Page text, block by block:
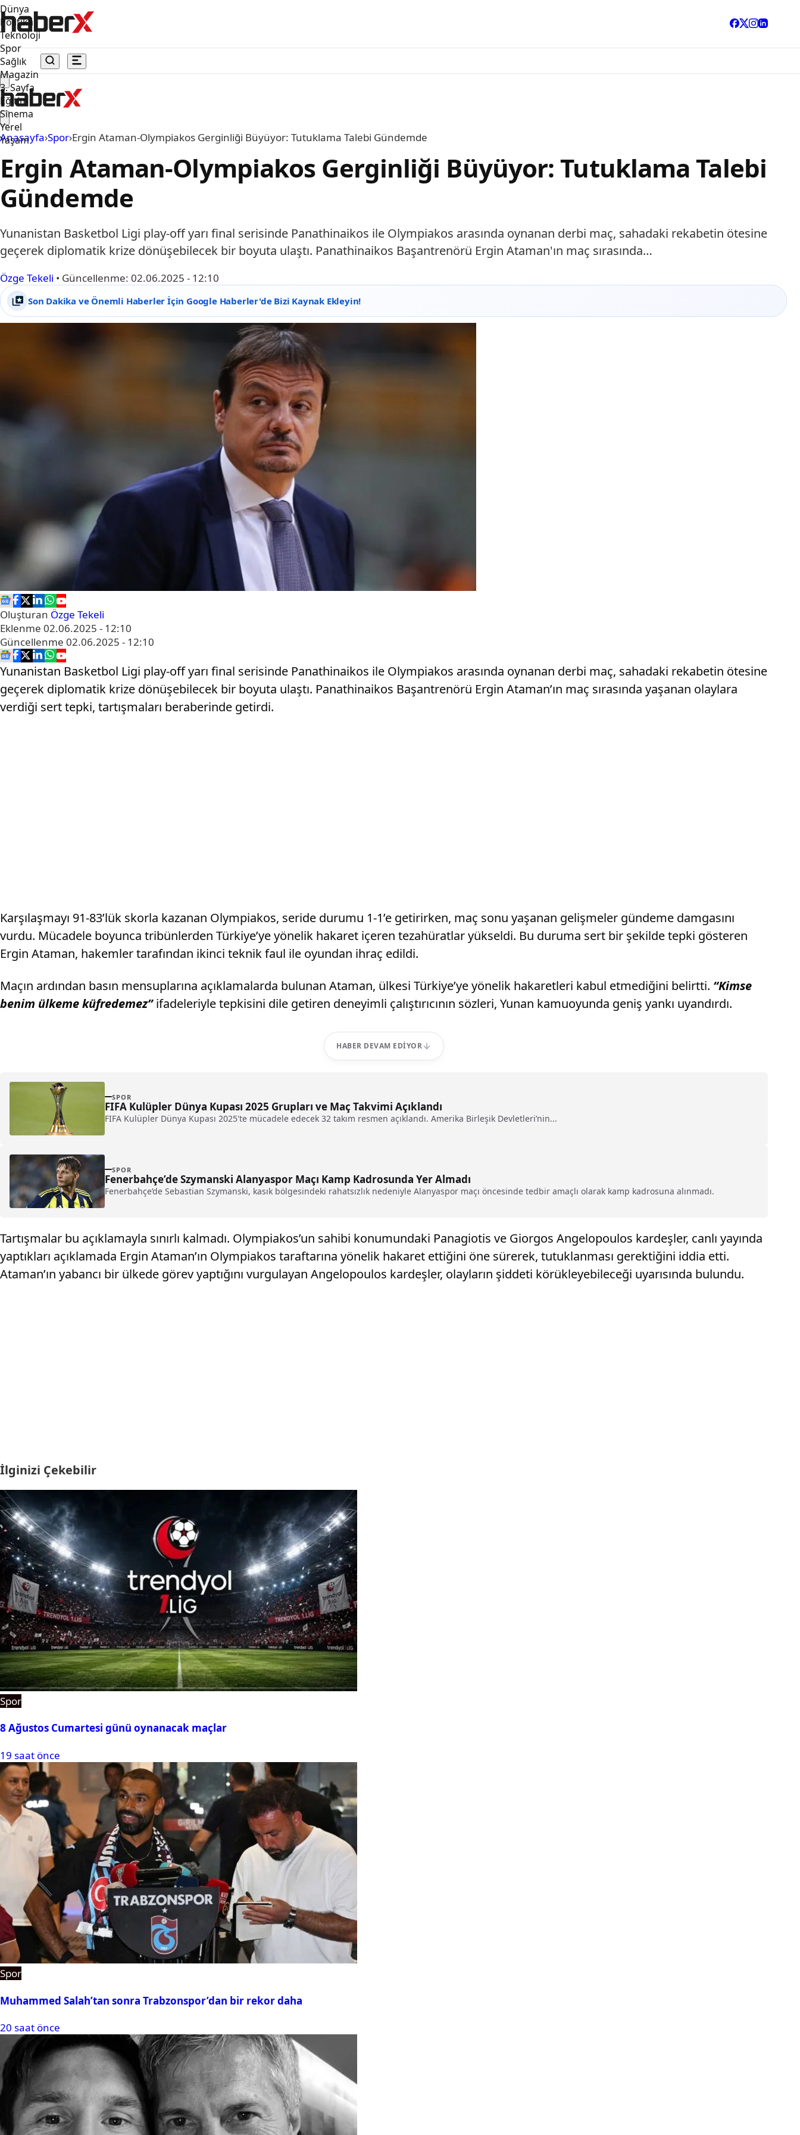
Dünya
Politika
Teknoloji
Spor
Sağlık
Magazin
3. Sayfa
Eğitim
Sinema
Yerel
Yaşam
Anasayfa›Spor›Ergin Ataman-Olympiakos Gerginliği Büyüyor: Tutuklama Talebi Gündemde
Ergin Ataman-Olympiakos Gerginliği Büyüyor: Tutuklama Talebi
Gündemde
Yunanistan Basketbol Ligi play-off yarı final serisinde Panathinaikos ile Olympiakos arasında oynanan derbi maç, sahadaki rekabetin ötesine
geçerek diplomatik krize dönüşebilecek bir boyuta ulaştı. Panathinaikos Başantrenörü Ergin Ataman'ın maç sırasında…
Özge Tekeli • Güncellenme: 02.06.2025 - 12:10
Son Dakika ve Önemli Haberler İçin Google Haberler'de Bizi Kaynak Ekleyin!
Oluşturan Özge Tekeli
Eklenme 02.06.2025 - 12:10
Güncellenme 02.06.2025 - 12:10
Yunanistan Basketbol Ligi play-off yarı final serisinde Panathinaikos ile Olympiakos arasında oynanan derbi maç, sahadaki rekabetin ötesine
geçerek diplomatik krize dönüşebilecek bir boyuta ulaştı. Panathinaikos Başantrenörü Ergin Ataman’ın maç sırasında yaşanan olaylara
verdiği sert tepki, tartışmaları beraberinde getirdi.
Karşılaşmayı 91-83’lük skorla kazanan Olympiakos, seride durumu 1-1’e getirirken, maç sonu yaşanan gelişmeler gündeme damgasını
vurdu. Mücadele boyunca tribünlerden Türkiye’ye yönelik hakaret içeren tezahüratlar yükseldi. Bu duruma sert bir şekilde tepki gösteren
Ergin Ataman, hakemler tarafından ikinci teknik faul ile oyundan ihraç edildi.
Maçın ardından basın mensuplarına açıklamalarda bulunan Ataman, ülkesi Türkiye’ye yönelik hakaretleri kabul etmediğini belirtti. “Kimse
benim ülkeme küfredemez”ifadeleriyle tepkisini dile getiren deneyimli çalıştırıcının sözleri, Yunan kamuoyunda geniş yankı uyandırdı.
HABER DEVAM EDIYOR
SPOR
FIFA Kulüpler Dünya Kupası 2025 Grupları ve Maç Takvimi Açıklandı
FIFA Kulüpler Dünya Kupası 2025'te mücadele edecek 32 takım resmen açıklandı. Amerika Birleşik Devletleri’nin...
SPOR
Fenerbahçe’de Szymanski Alanyaspor Maçı Kamp Kadrosunda Yer Almadı
Fenerbahçe’de Sebastian Szymanski, kasık bölgesindeki rahatsızlık nedeniyle Alanyaspor maçı öncesinde tedbir amaçlı olarak kamp kadrosuna alınmadı.
Tartışmalar bu açıklamayla sınırlı kalmadı. Olympiakos’un sahibi konumundaki Panagiotis ve Giorgos Angelopoulos kardeşler, canlı yayında
yaptıkları açıklamada Ergin Ataman’ın Olympiakos taraftarına yönelik hakaret ettiğini öne sürerek, tutuklanması gerektiğini iddia etti.
Ataman’ın yabancı bir ülkede görev yaptığını vurgulayan Angelopoulos kardeşler, olayların şiddeti körükleyebileceği uyarısında bulundu.
İlginizi Çekebilir
Spor
8 Ağustos Cumartesi günü oynanacak maçlar
19 saat önce
Spor
Muhammed Salah’tan sonra Trabzonspor’dan bir rekor daha
20 saat önce